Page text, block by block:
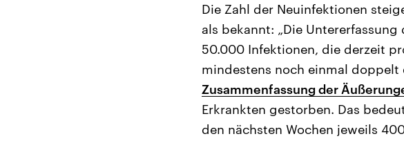
Die Zahl der Neuinfektionen
als bekannt: „Die
50.000 Infektionen, die derzeit
mindestens noch einmal doppelt
Zusammenfassung der
Erkrankten gestorben. Das
den nächsten Wochen jeweils